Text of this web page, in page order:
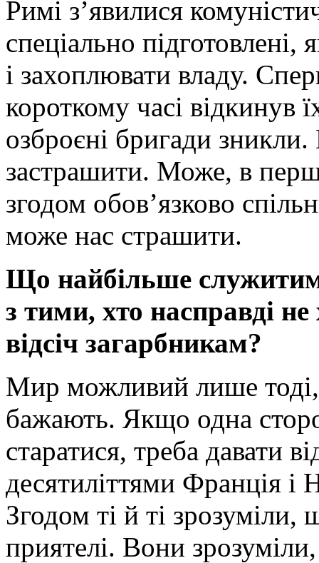
Римі з’явилися
спеціально підготовлені,
і захоплювати владу.
короткому часі відкинув
озброєні бригади
застрашити. Може, в
згодом обов’язково
може нас страшити.
Що найбільше
з тими, хто насправді
відсіч загарбникам?
Мир можливий лише тоді,
бажають. Якщо одна
старатися, треба давати
десятиліттями Франція
Згодом ті й ті
приятелі. Вони